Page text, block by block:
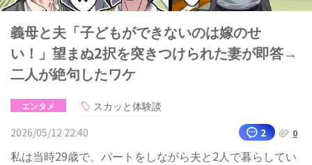
義母と夫「子どもができないのは嫁のせ
い！」望まぬ2択を突きつけられた妻が即答→
二人が絶句したワケ
エンタメ
スカッと体験談
2026/05/12 22:40
2 0
私は当時29歳で、パートをしながら夫と2人で暮らしてい